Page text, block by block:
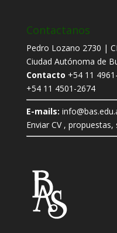
Contactanos
Pedro Lozano 2730 |
Ciudad Autónoma de
Contacto +54 11
+54 11 4501-2674
E-mails:
Enviar CV , propuestas,